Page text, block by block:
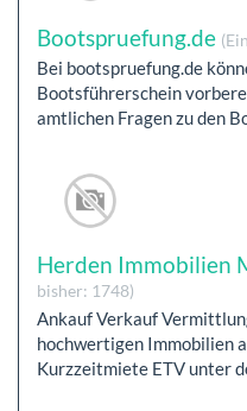
Bootspruefung.de
Bei bootspruefung.de
Bootsführerschein
amtlichen Fragen zu den
Herden Immobilien
bisher: 1748)
Ankauf Verkauf
hochwertigen Immobilien
Kurzzeitmiete ETV unter